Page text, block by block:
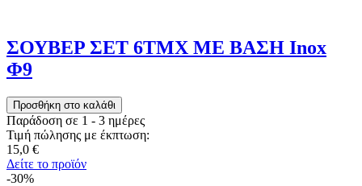
ΣΟΥΒΕΡ ΣΕΤ 6ΤΜΧ ΜΕ ΒΑΣΗ Inox
Φ9
Παράδοση σε 1 - 3 ημέρες
Τιμή πώλησης με έκπτωση:
15,0 €
Δείτε το προϊόν
-30%